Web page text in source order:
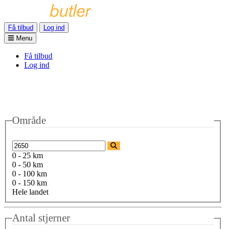
Få tilbud
Log ind
Menu
Få tilbud
Log ind
Område
0 - 25 km
0 - 50 km
0 - 100 km
0 - 150 km
Hele landet
Antal stjerner